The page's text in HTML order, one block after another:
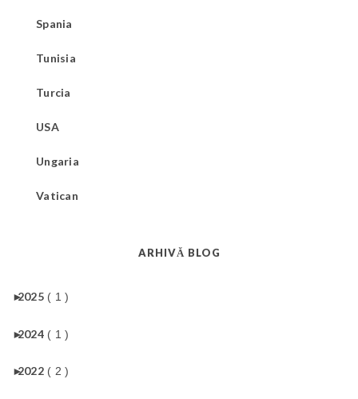
Spania
Tunisia
Turcia
USA
Ungaria
Vatican
ARHIVĂ BLOG
►
2025 ( 1 )
►
2024 ( 1 )
►
2022 ( 2 )